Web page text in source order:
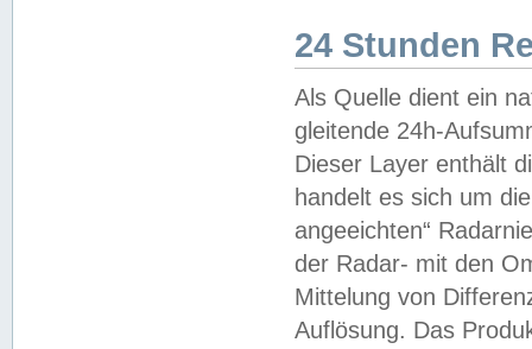
24 Stunden
Als Quelle dient ein
gleitende 24h-
Dieser Layer enthält
handelt es sich um
angeeichten“
der Radar- mit den
Mittelung von
Auflösung. Das